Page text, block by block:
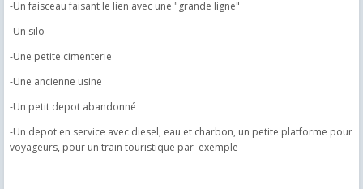
-Un faisceau faisant le lien avec une "grande ligne"
-Un silo
-Une petite cimenterie
-Une ancienne usine
-Un petit depot abandonné
-Un depot en service avec diesel, eau et charbon, un petite platforme pour
voyageurs, pour un train touristique par exemple